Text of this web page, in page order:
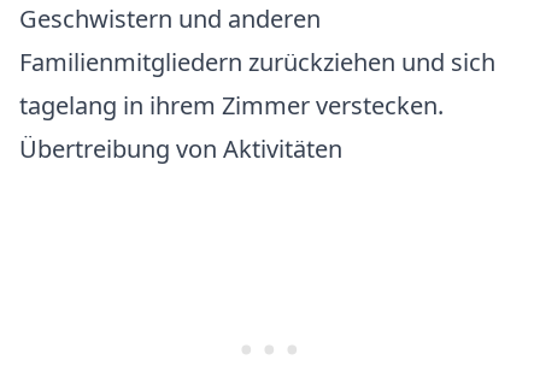
Geschwistern und anderen
Familienmitgliedern zurückziehen und sich
tagelang in ihrem Zimmer verstecken.
Übertreibung von Aktivitäten